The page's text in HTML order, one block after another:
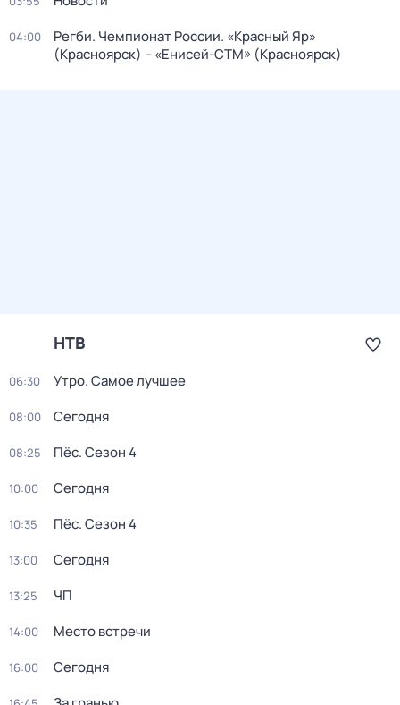
04:00
Регби. Чемпионат России. «Красный Яр»
(Красноярск) – «Енисей-СТМ» (Красноярск)
НТВ
06:30 Утро. Самое лучшее
08:00 Сегодня
08:25 Пёс. Сезон 4
10:00 Сегодня
10:35 Пёс. Сезон 4
13:00 Сегодня
13:25 ЧП
14:00 Место встречи
16:00 Сегодня